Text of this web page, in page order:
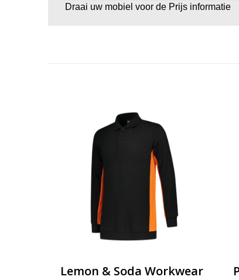
Draai uw mobiel voor de Prijs informatie
Lemon & Soda Workwear